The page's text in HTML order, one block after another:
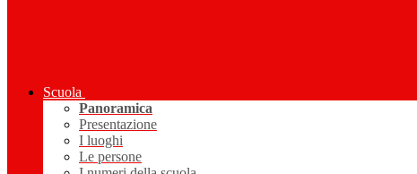
Scuola
Panoramica
Presentazione
I luoghi
Le persone